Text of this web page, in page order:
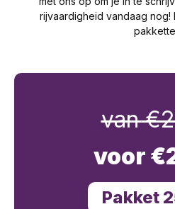
rijvaardigheid vandaag
van
voor
Pakket